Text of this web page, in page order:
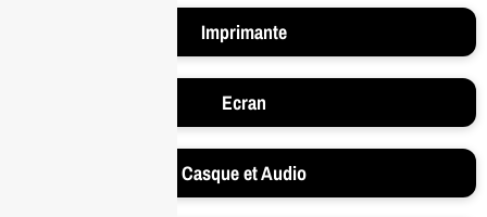
Imprimante
Ecran
Casque et Audio